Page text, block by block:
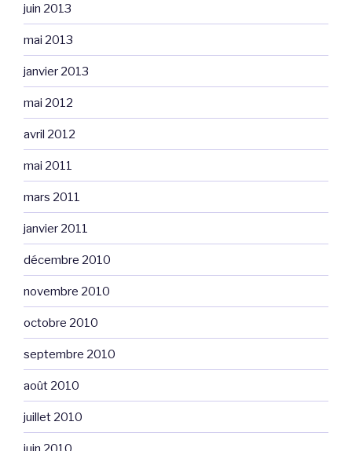
juin 2013
mai 2013
janvier 2013
mai 2012
avril 2012
mai 2011
mars 2011
janvier 2011
décembre 2010
novembre 2010
octobre 2010
septembre 2010
août 2010
juillet 2010